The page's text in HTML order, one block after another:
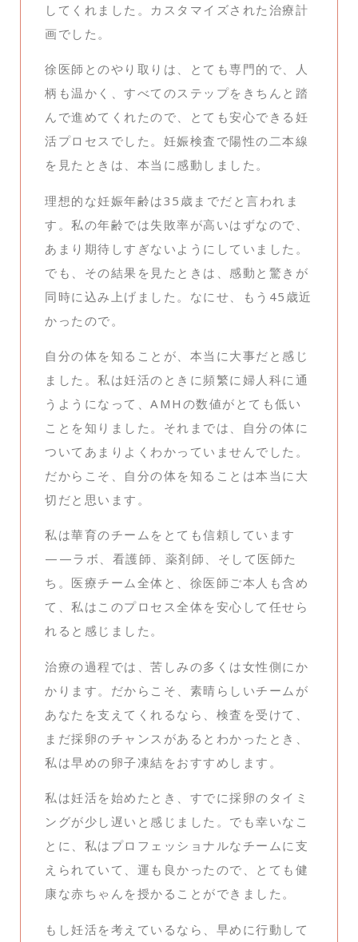
してくれました。カスタマイズされた治療計
画でした。
徐医師とのやり取りは、とても専門的で、人
柄も温かく、すべてのステップをきちんと踏
んで進めてくれたので、とても安心できる妊
活プロセスでした。妊娠検査で陽性の二本線
を見たときは、本当に感動しました。
理想的な妊娠年齢は35歳までだと言われま
す。私の年齢では失敗率が高いはずなので、
あまり期待しすぎないようにしていました。
でも、その結果を見たときは、感動と驚きが
同時に込み上げました。なにせ、もう45歳近
かったので。
自分の体を知ることが、本当に大事だと感じ
ました。私は妊活のときに頻繁に婦人科に通
うようになって、AMHの数値がとても低い
ことを知りました。それまでは、自分の体に
ついてあまりよくわかっていませんでした。
だからこそ、自分の体を知ることは本当に大
切だと思います。
私は華育のチームをとても信頼しています
——ラボ、看護師、薬剤師、そして医師た
ち。医療チーム全体と、徐医師ご本人も含め
て、私はこのプロセス全体を安心して任せら
れると感じました。
治療の過程では、苦しみの多くは女性側にか
かります。だからこそ、素晴らしいチームが
あなたを支えてくれるなら、検査を受けて、
まだ採卵のチャンスがあるとわかったとき、
私は早めの卵子凍結をおすすめします。
私は妊活を始めたとき、すでに採卵のタイミ
ングが少し遅いと感じました。でも幸いなこ
とに、私はプロフェッショナルなチームに支
えられていて、運も良かったので、とても健
康な赤ちゃんを授かることができました。
もし妊活を考えているなら、早めに行動して